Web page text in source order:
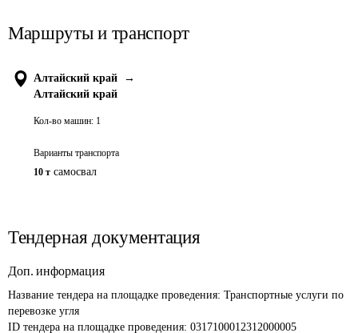
Маршруты и транспорт
Алтайский край
→
Алтайский край
Кол-во машин: 1
Варианты транспорта
10 т самосвал
Тендерная документация
Доп. информация
Название тендера на площадке проведения: Транспортные услуги по
перевозке угля
ID тендера на площадке проведения: 0317100012312000005